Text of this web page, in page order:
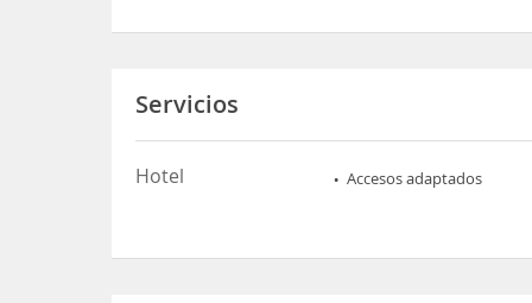
Servicios
Hotel Accesos adaptados